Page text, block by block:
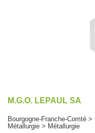
M.G.O. LEPAUL SA
Bourgogne-Franche-Comté
Métallurgie > Métallurgie